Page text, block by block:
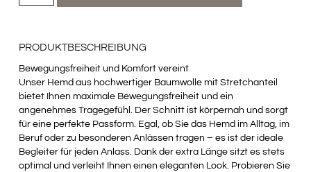
PRODUKTBESCHREIBUNG
Bewegungsfreiheit und Komfort vereint
Unser Hemd aus hochwertiger Baumwolle mit Stretchanteil
bietet Ihnen maximale Bewegungsfreiheit und ein
angenehmes Tragegefühl. Der Schnitt ist körpernah und sorgt
für eine perfekte Passform. Egal, ob Sie das Hemd im Alltag, im
Beruf oder zu besonderen Anlässen tragen – es ist der ideale
Begleiter für jeden Anlass. Dank der extra Länge sitzt es stets
optimal und verleiht Ihnen einen eleganten Look. Probieren Sie